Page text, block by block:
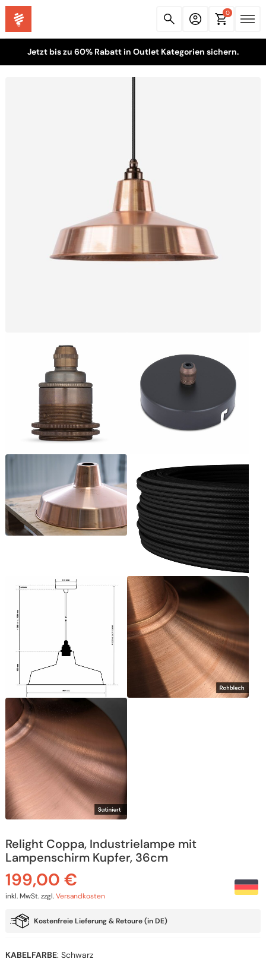
0
Jetzt bis zu 60% Rabatt in Outlet Kategorien sichern.
Relight Coppa, Industrielampe mit
Lampenschirm Kupfer, 36cm
199,00 €
inkl. MwSt.zzgl.Versandkosten
Kostenfreie Lieferung & Retoure (in DE)
KABELFARBE: Schwarz